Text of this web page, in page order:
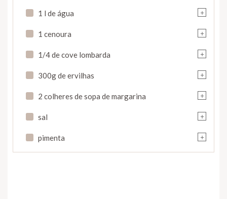
+
1 l de água
+
1 cenoura
+
1/4 de cove lombarda
+
300g de ervilhas
+
2 colheres de sopa de margarina
+
sal
+
pimenta